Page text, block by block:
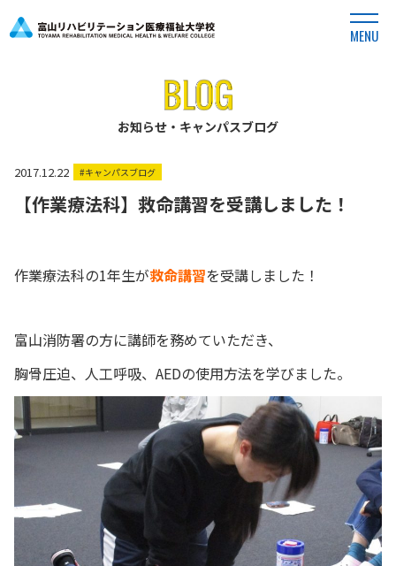
MENU
お知らせ・キャンパスブログ
2017.12.22 #キャンパスブログ
【作業療法科】救命講習を受講しました！
作業療法科の1年生が救命講習を受講しました！
富山消防署の方に講師を務めていただき、
胸骨圧迫、人工呼吸、AEDの使用方法を学びました。